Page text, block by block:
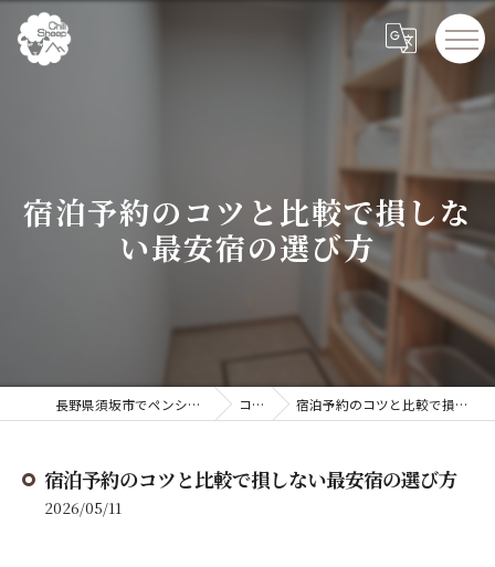
宿泊予約のコツと比較で損しな
い最安宿の選び方
長野県須坂市でペンションならChillSheep コラム 宿泊予約のコツと比較で損しない最安宿の選び方
宿泊予約のコツと比較で損しない最安宿の選び方
2026/05/11